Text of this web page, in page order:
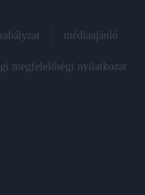
médiaajánló
megfelelőségi nyilatkozat